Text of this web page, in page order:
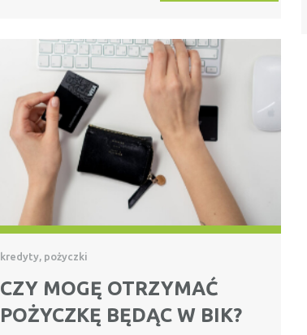
kredyty, pożyczki
CZY MOGĘ OTRZYMAĆ
POŻYCZKĘ BĘDĄC W BIK?